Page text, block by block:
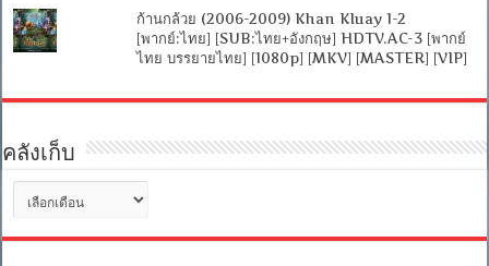
ก้านกล้วย (2006-2009) Khan Kluay 1-2
[พากย์:ไทย] [SUB:ไทย+อังกฤษ] HDTV.AC-3 [พากย์
ไทย บรรยายไทย] [1080p] [MKV] [MASTER] [VIP]
คลังเก็บ
เก็บ